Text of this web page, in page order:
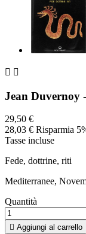
 
Jean Duvernoy
29,50 €
28,03 € Risparmia
Tasse incluse
Fede, dottrine, riti
Mediterranee,
Quantità
 Aggiungi al carrello